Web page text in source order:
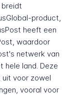
breidt
product,
heeft een
waardoor
netwerk van
hele land. Deze
voor zowel
vooral voor